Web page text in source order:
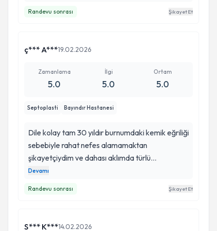
Randevu sonrası Şikayet Et
ç*** A***19.02.2026
Zamanlama
5.0
İlgi
5.0
Ortam
5.0
Septoplasti Bayındır Hastanesi
Dile kolay tam 30 yıldır burnumdaki kemik eğriliği
sebebiyle rahat nefes alamamaktan
şikayetçiydim ve dahası aklımda türlü
önyargılarla operasyonu hep erteledim,
Devamı
Randevu sonrası Şikayet Et
S*** K***14.02.2026